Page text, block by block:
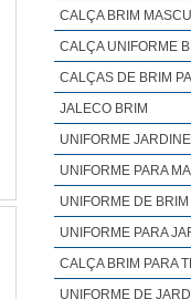
CALÇA BRIM
CALÇA UNIFORME
CALÇAS DE BRIM
JALECO BRIM
UNIFORME
UNIFORME PARA
UNIFORME DE
UNIFORME PARA
CALÇA BRIM PARA
UNIFORME DE